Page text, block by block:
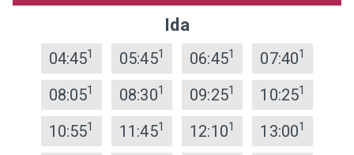
Ida
04:451 05:451 06:451 07:401
08:051 08:301 09:251 10:251
10:551 11:451 12:101 13:001